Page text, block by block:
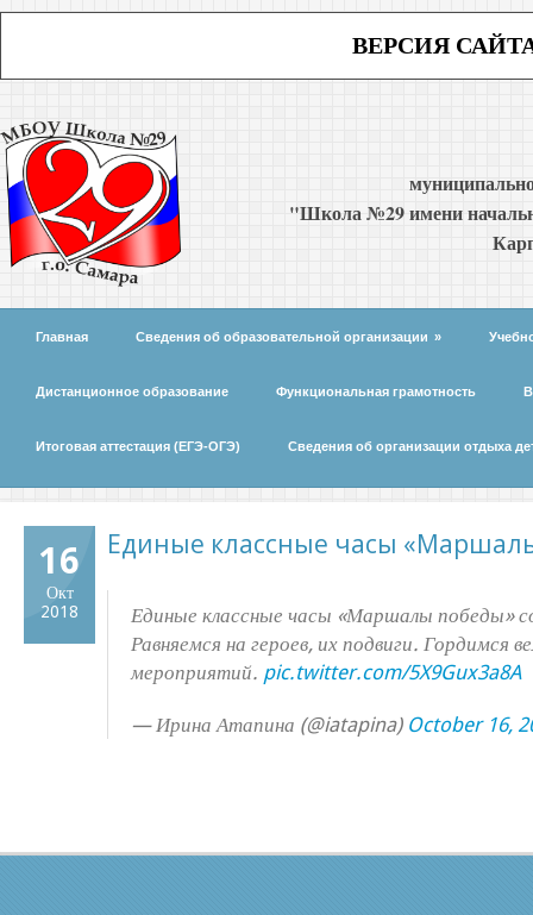
ВЕРСИЯ
"Школа №29 имени
Главная Сведения об образовательной организации »
Дистанционное образование Функциональная грамотность
Итоговая аттестация (ЕГЭ-ОГЭ) Сведения об организации отдыха
16
Окт
2018
Единые классные часы
Единые классные часы «Маршалы победы»
Равняемся на героев, их подвиги. Гордимся
мероприятий. pic.twitter.com/5X9Gux3a8A
— Ирина Атапина (@iatapina) October 16,